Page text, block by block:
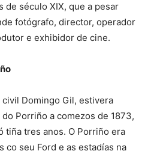
de século XIX, que a pesar
fotógrafo, director, operador
e exhibidor de cine.
civil Domingo Gil, estivera
Porriño a comezos de 1873,
tiña tres anos. O Porriño era
co seu Ford e as estadías na